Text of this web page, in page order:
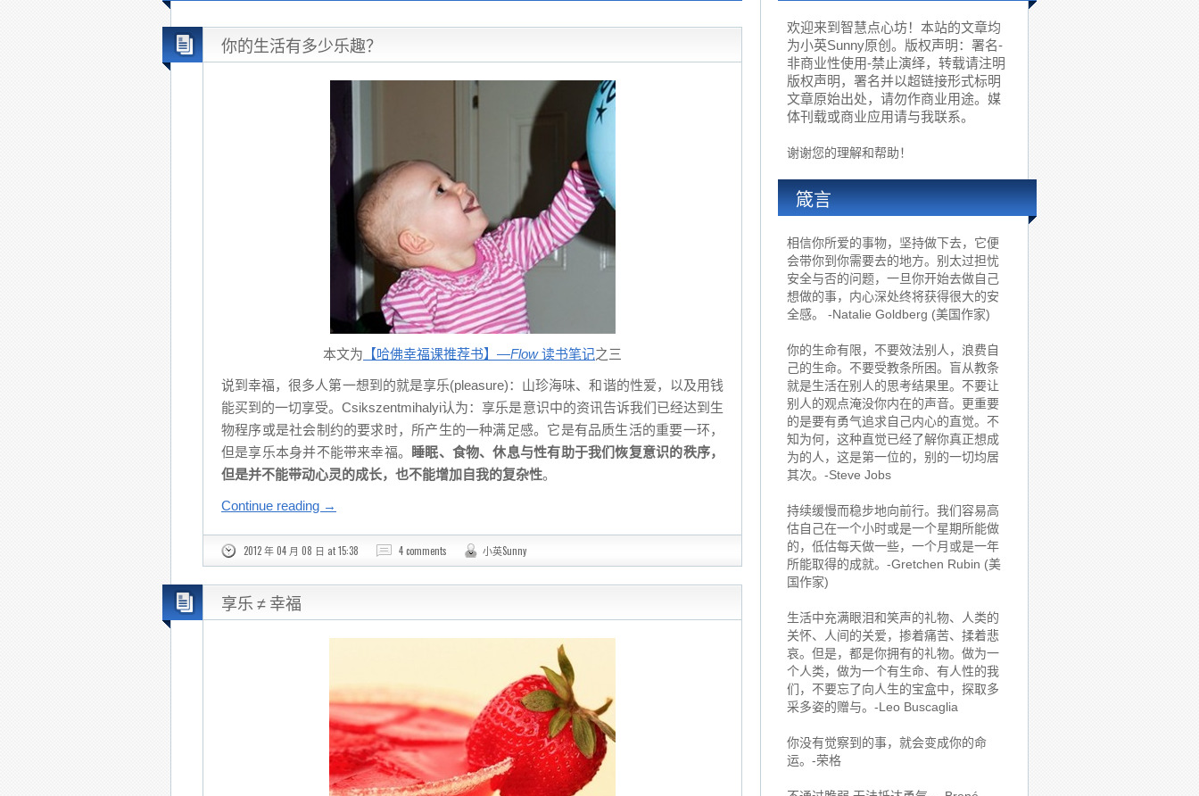
你的生活有多少乐趣？
本文为 【哈佛幸福课推荐书】—Flow读书笔记之三
说到幸福，很多人第一想到的就是享乐(pleasure)：山珍海味、和谐的性爱，以及用钱
能买到的一切享受。Csikszentmihalyi认为：享乐是意识中的资讯告诉我们已经达到生
物程序或是社会制约的要求时，所产生的一种满足感。它是有品质生活的重要一环，
但是享乐本身并不能带来幸福。
睡眠、食物、休息与性有助于我们恢复意识的秩序，
但是并不能带动心灵的成长，也不能增加自我的复杂性。
Continue reading →
2012 年 04 月 08 日 at 15:38 4 comments 小英Sunny
享乐 ≠ 幸福
欢迎来到智慧点心坊！本站的文章均
为小英Sunny原创。版权声明：署名-
非商业性使用-禁止演绎，转载请注明
版权声明，署名并以超链接形式标明
文章原始出处，请勿作商业用途。媒
体刊载或商业应用请与我联系。
谢谢您的理解和帮助！
箴言
相信你所爱的事物，坚持做下去，它便
会带你到你需要去的地方。别太过担忧
安全与否的问题，一旦你开始去做自己
想做的事，内心深处终将获得很大的安
全感。 -Natalie Goldberg (美国作家)
你的生命有限，不要效法别人，浪费自
己的生命。不要受教条所困。盲从教条
就是生活在别人的思考结果里。不要让
别人的观点淹没你内在的声音。更重要
的是要有勇气追求自己内心的直觉。不
知为何，这种直觉已经了解你真正想成
为的人，这是第一位的，别的一切均居
其次。-Steve Jobs
持续缓慢而稳步地向前行。我们容易高
估自己在一个小时或是一个星期所能做
的，低估每天做一些，一个月或是一年
所能取得的成就。-Gretchen Rubin (美
国作家)
生活中充满眼泪和笑声的礼物、人类的
关怀、人间的关爱，掺着痛苦、揉着悲
哀。但是，都是你拥有的礼物。做为一
个人类，做为一个有生命、有人性的我
们，不要忘了向人生的宝盒中，探取多
采多姿的赠与。-Leo Buscaglia
你没有觉察到的事，就会变成你的命
运。-荣格